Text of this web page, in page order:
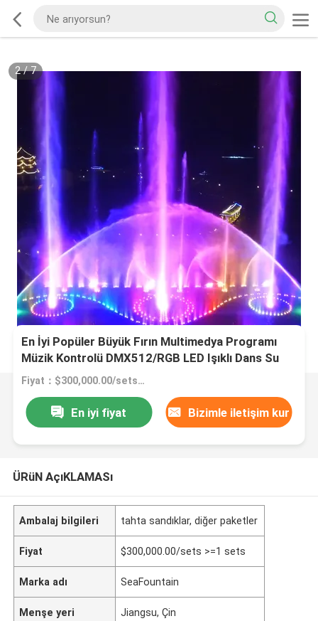
2/7
En İyi Popüler Büyük Fırın Multimedya Programı
Müzik Kontrolü DMX512/RGB LED Işıklı Dans Su
Fırını
Fiyat：$300,000.00/sets >=1 sets
En iyi fiyat Bizimle iletişim kur
ÜRüN AçıKLAMASı
Ambalaj bilgileri tahta sandıklar, diğer paketler
Fiyat $300,000.00/sets >=1 sets
Marka adı SeaFountain
Menşe yeri Jiangsu, Çin